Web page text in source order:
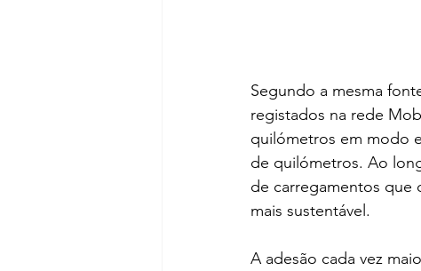
Segundo a mesma
registados na rede
quilómetros em modo
de quilómetros. Ao
de carregamentos que
mais sustentável.
A adesão cada vez